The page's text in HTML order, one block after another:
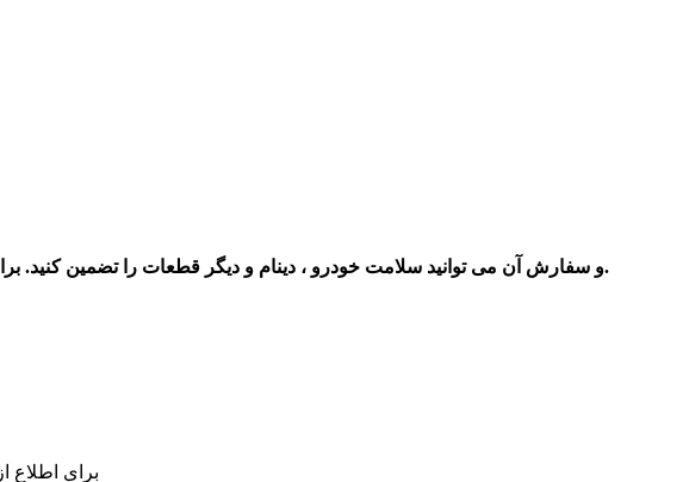
و سفارش آن می توانید سلامت خودرو ، دینام و دیگر قطعات را تضمین کنید. برای اطلاع از قیمت و نحوه ارسال آن می توانید با ما تماس بگیرید.
برای اطلاع